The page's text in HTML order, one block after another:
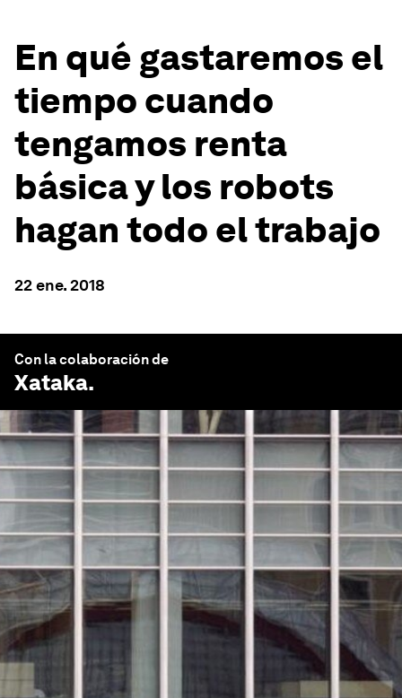
En qué gastaremos el
tiempo cuando
tengamos renta
básica y los robots
hagan todo el trabajo
22 ene. 2018
Con la colaboración de
Xataka.